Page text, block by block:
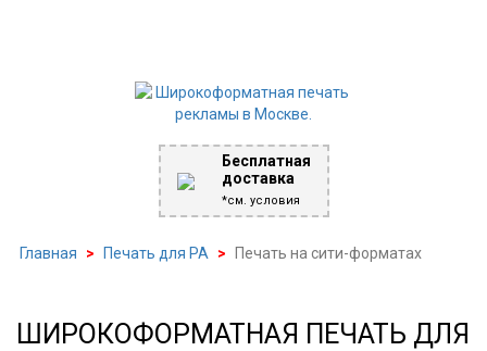
Бесплатная
доставка
*см. условия
Главная > Печать для РА > Печать на сити-форматах
ШИРОКОФОРМАТНАЯ ПЕЧАТЬ ДЛЯ